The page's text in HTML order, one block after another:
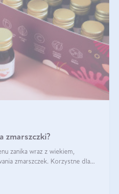
zmarszczki?
zanika wraz z wiekiem,
zmarszczek. Korzystne dla